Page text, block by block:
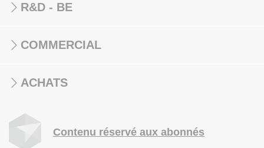
R&D - BE
COMMERCIAL
ACHATS
Contenu réservé aux abonnés